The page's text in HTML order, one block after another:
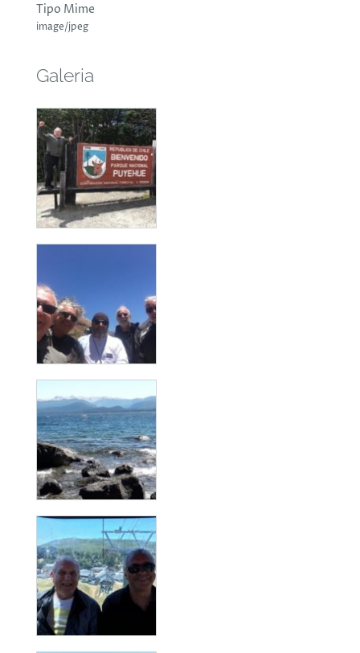
Tipo Mime
image/jpeg
Galeria